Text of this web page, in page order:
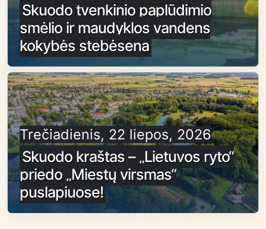
Skuodo tvenkinio paplūdimio
smėlio ir maudyklos vandens
kokybės stebėsena
Trečiadienis, 22 liepos, 2026
Skuodo kraštas – „Lietuvos ryto“
priedo „Miestų virsmas“
puslapiuose!